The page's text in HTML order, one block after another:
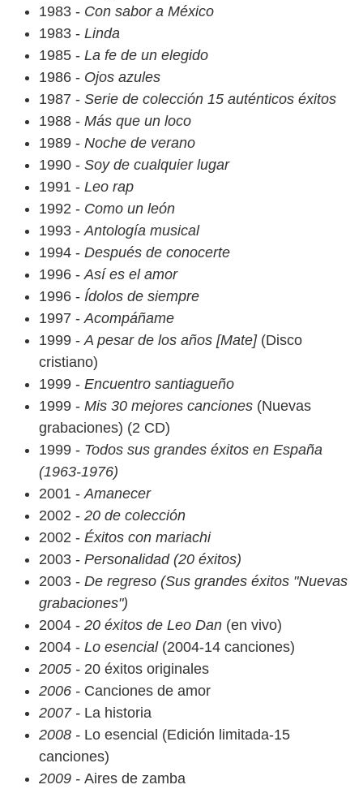
1983 - Con sabor a México
1983 - Linda
1985 - La fe de un elegido
1986 - Ojos azules
1987 - Serie de colección 15 auténticos éxitos
1988 - Más que un loco
1989 - Noche de verano
1990 - Soy de cualquier lugar
1991 - Leo rap
1992 - Como un león
1993 -Antología musical
1994 - Después de conocerte
1996 -Así es el amor
1996 - Ídolos de siempre
1997 -Acompáñame
1999 -A pesar de los años [Mate](Disco
cristiano)
1999 - Encuentro santiagueño
1999 - Mis 30 mejores canciones (Nuevas
grabaciones) (2 CD)
1999 - Todos sus grandes éxitos en España
(1963-1976)
2001 -Amanecer
2002 - 20 de colección
2002 - Éxitos con mariachi
2003 - Personalidad (20 éxitos)
2003 - De regreso (Sus grandes éxitos "Nuevas
grabaciones")
2004 - 20 éxitos de Leo Dan (en vivo)
2004 - Lo esencial(2004-14 canciones)
2005 - 20 éxitos originales
2006 - Canciones de amor
2007 - La historia
2008 - Lo esencial (Edición limitada-15
canciones)
2009 - Aires de zamba